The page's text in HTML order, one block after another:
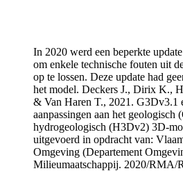
In 2020 werd een beperkte
om enkele technische fouten uit
op te lossen. Deze update had
het model. Deckers J., Dirix K.,
& Van Haren T., 2021. G3Dv3.1
aanpassingen aan het geologisch
hydrogeologisch (H3Dv2) 3D-
uitgevoerd in opdracht van:
Omgeving (Departement
Milieumaatschappij. 2020/RMA/